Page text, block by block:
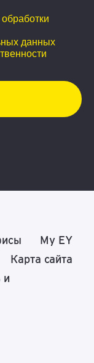
данных
My EY
Карта сайта
и